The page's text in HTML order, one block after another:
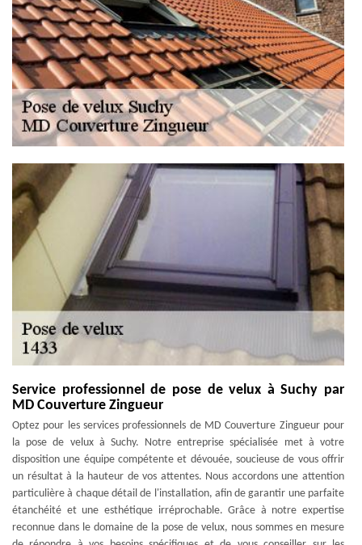
Service professionnel de pose de velux à Suchy par
MD Couverture Zingueur
Optez pour les services professionnels de MD Couverture Zingueur pour
la pose de velux à Suchy. Notre entreprise spécialisée met à votre
disposition une équipe compétente et dévouée, soucieuse de vous offrir
un résultat à la hauteur de vos attentes. Nous accordons une attention
particulière à chaque détail de l'installation, afin de garantir une parfaite
étanchéité et une esthétique irréprochable. Grâce à notre expertise
reconnue dans le domaine de la pose de velux, nous sommes en mesure